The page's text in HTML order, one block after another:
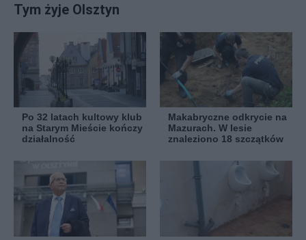
Tym żyje Olsztyn
Po 32 latach kultowy klub
na Starym Mieście kończy
działalność
Makabryczne odkrycie na
Mazurach. W lesie
znaleziono 18 szczątków